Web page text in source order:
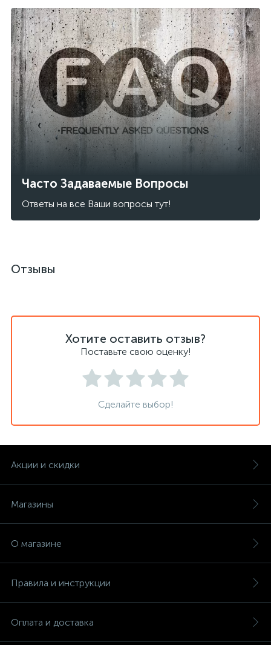
Часто Задаваемые Вопросы
Ответы на все Ваши вопросы тут!
Отзывы
Хотите оставить отзыв?
Поставьте свою оценку!
Сделайте выбор!
Акции и скидки
Магазины
О магазине
Правила и инструкции
Оплата и доставка